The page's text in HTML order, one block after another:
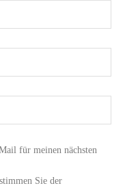
für meinen nächsten
Sie der